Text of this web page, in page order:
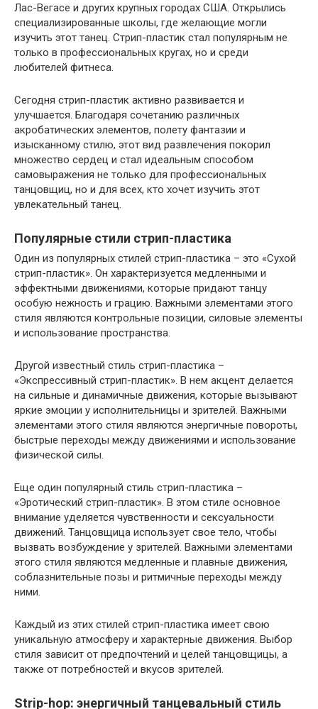
Лас-Вегасе и других крупных городах США. Открылись
специализированные школы, где желающие могли
изучить этот танец. Стрип-пластик стал популярным не
только в профессиональных кругах, но и среди
любителей фитнеса.
Сегодня стрип-пластик активно развивается и
улучшается. Благодаря сочетанию различных
акробатических элементов, полету фантазии и
изысканному стилю, этот вид развлечения покорил
множество сердец и стал идеальным способом
самовыражения не только для профессиональных
танцовщиц, но и для всех, кто хочет изучить этот
увлекательный танец.
Популярные стили стрип-пластика
Один из популярных стилей стрип-пластика – это «Сухой
стрип-пластик». Он характеризуется медленными и
эффектными движениями, которые придают танцу
особую нежность и грацию. Важными элементами этого
стиля являются контрольные позиции, силовые элементы
и использование пространства.
Другой известный стиль стрип-пластика –
«Экспрессивный стрип-пластик». В нем акцент делается
на сильные и динамичные движения, которые вызывают
яркие эмоции у исполнительницы и зрителей. Важными
элементами этого стиля являются энергичные повороты,
быстрые переходы между движениями и использование
физической силы.
Еще один популярный стиль стрип-пластика –
«Эротический стрип-пластик». В этом стиле основное
внимание уделяется чувственности и сексуальности
движений. Танцовщица использует свое тело, чтобы
вызвать возбуждение у зрителей. Важными элементами
этого стиля являются медленные и плавные движения,
соблазнительные позы и ритмичные переходы между
ними.
Каждый из этих стилей стрип-пластика имеет свою
уникальную атмосферу и характерные движения. Выбор
стиля зависит от предпочтений и целей танцовщицы, а
также от потребностей и вкусов зрителей.
Strip-hop: энергичный танцевальный стиль